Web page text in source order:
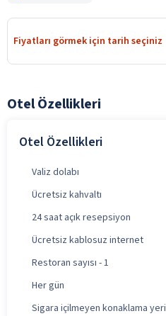
Fiyatları görmek için tarih seçiniz
Otel Özellikleri
Otel Özellikleri
Valiz dolabı
Ücretsiz kahvaltı
24 saat açık resepsiyon
Ücretsiz kablosuz internet
Restoran sayısı - 1
Her gün
Sigara içilmeyen konaklama yeri